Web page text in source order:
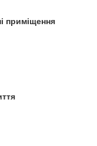
приміщення